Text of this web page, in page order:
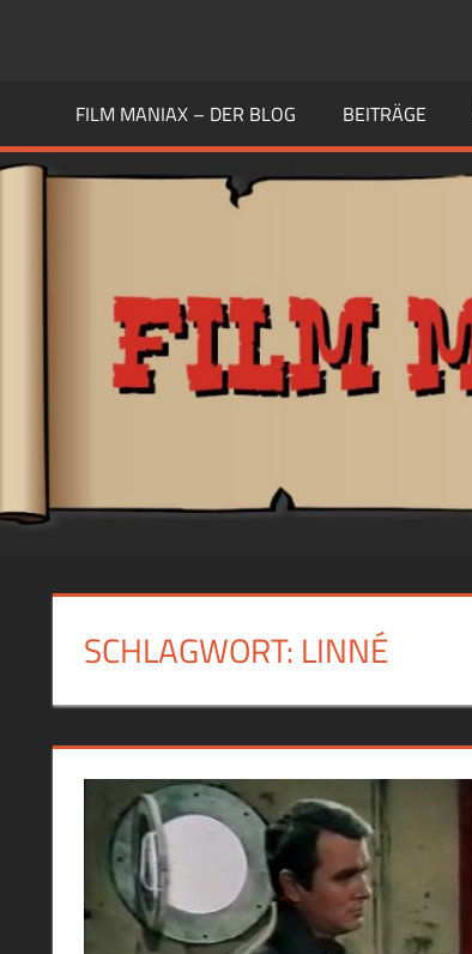
MANIAX
BLOG
haben
Andere
FILM MANIAX – DER BLOG BEITRÄGE
SCHLAGWORT: LINNÉ